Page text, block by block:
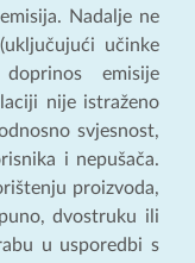
Nadalje ne
učinke
emisije
nije istraženo
svjesnost,
i nepušača.
proizvoda,
dvostruku ili
u usporedbi s